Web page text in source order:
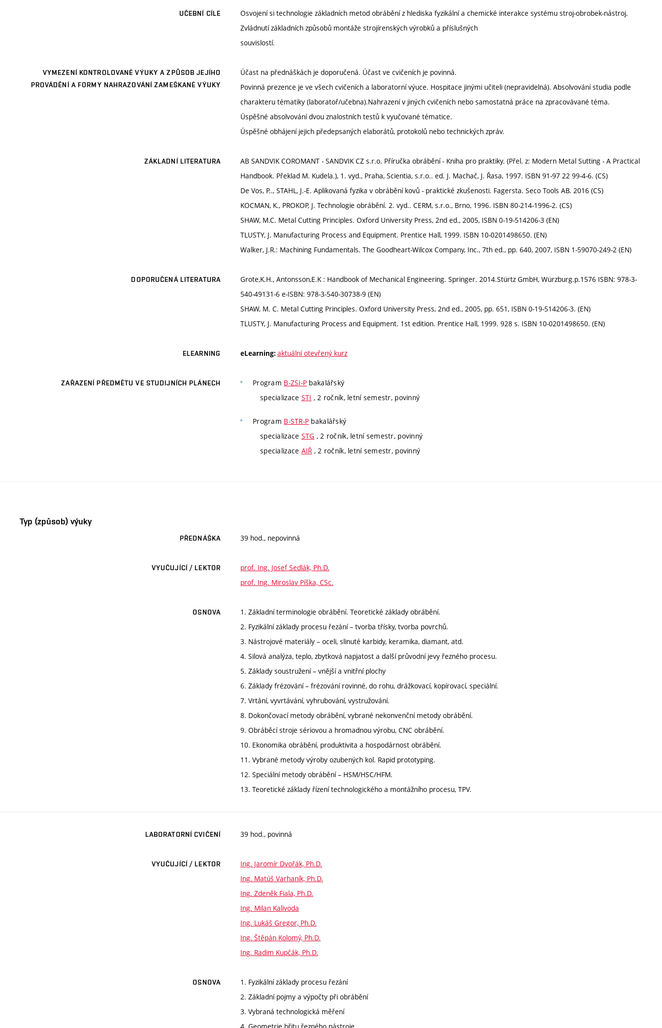
UČEBNÍ CÍLE
Osvojení si technologie základních metod obrábění z hlediska fyzikální a chemické interakce systému stroj-obrobek-nástroj.
Zvládnutí základních způsobů montáže strojírenských výrobků a příslušných
souvislostí.
VYMEZENÍ KONTROLOVANÉ VÝUKY A ZPŮSOB JEJÍHO
PROVÁDĚNÍ A FORMY NAHRAZOVÁNÍ ZAMEŠKANÉ VÝUKY
Účast na přednáškách je doporučená. Účast ve cvičeních je povinná.
Povinná prezence je ve všech cvičeních a laboratorní výuce. Hospitace jinými učiteli (nepravidelná). Absolvování studia podle
charakteru tématiky (laboratoř/učebna).Nahrazení v jiných cvičeních nebo samostatná práce na zpracovávané téma.
Úspěšné absolvování dvou znalostních testů k vyučované tématice.
Úspěšné obhájení jejich předepsaných elaborátů, protokolů nebo technických zpráv.
ZÁKLADNÍ LITERATURA
AB SANDVIK COROMANT - SANDVIK CZ s.r.o. Příručka obrábění - Kniha pro praktiky. (Přel. z: Modern Metal Sutting - A Practical
Handbook. Překlad M. Kudela.), 1. vyd., Praha, Scientia, s.r.o.. ed. J. Machač, J. Řasa, 1997. ISBN 91-97 22 99-4-6. (CS)
De Vos, P.., STAHL, J.-E. Aplikovaná fyzika v obrábění kovů - praktické zkušenosti. Fagersta. Seco Tools AB. 2016 (CS)
KOCMAN, K., PROKOP, J. Technologie obrábění. 2. vyd.. CERM, s.r.o., Brno, 1996. ISBN 80-214-1996-2. (CS)
SHAW, M.C. Metal Cutting Principles. Oxford University Press, 2nd ed., 2005, ISBN 0-19-514206-3 (EN)
TLUSTY, J. Manufacturing Process and Equipment. Prentice Hall, 1999. ISBN 10-0201498650. (EN)
Walker, J.R.: Machining Fundamentals. The Goodheart-Wilcox Company, Inc., 7th ed., pp. 640, 2007, ISBN 1-59070-249-2 (EN)
DOPORUČENÁ LITERATURA
Grote,K.H., Antonsson,E.K : Handbook of Mechanical Engineering. Springer. 2014.Stürtz GmbH, Würzburg.p.1576 ISBN: 978-3-
540-49131-6 e-ISBN: 978-3-540-30738-9 (EN)
SHAW, M. C. Metal Cutting Principles. Oxford University Press, 2nd ed., 2005, pp. 651, ISBN 0-19-514206-3. (EN)
TLUSTY, J. Manufacturing Process and Equipment. 1st edition. Prentice Hall, 1999. 928 s. ISBN 10-0201498650. (EN)
ELEARNING eLearning: aktuální otevřený kurz
ZAŘAZENÍ PŘEDMĚTU VE STUDIJNÍCH PLÁNECH Program B-ZSI-P bakalářský
specializace STI , 2 ročník, letní semestr, povinný
Program B-STR-P bakalářský
specializace STG , 2 ročník, letní semestr, povinný
specializace AIŘ , 2 ročník, letní semestr, povinný
Typ (způsob) výuky
PŘEDNÁŠKA 39 hod., nepovinná
VYUČUJÍCÍ / LEKTOR
prof. Ing. Josef Sedlák, Ph.D.
prof. Ing. Miroslav Píška, CSc.
OSNOVA
1. Základní terminologie obrábění. Teoretické základy obrábění.
2. Fyzikální základy procesu řezání – tvorba třísky, tvorba povrchů.
3. Nástrojové materiály – oceli, slinuté karbidy, keramika, diamant, atd.
4. Silová analýza, teplo, zbytková napjatost a další průvodní jevy řezného procesu.
5. Základy soustružení – vnější a vnitřní plochy
6. Základy frézování – frézování rovinné, do rohu, drážkovací, kopírovací, speciální.
7. Vrtání, vyvrtávání, vyhrubování, vystružování.
8. Dokončovací metody obrábění, vybrané nekonvenční metody obrábění.
9. Obráběcí stroje sériovou a hromadnou výrobu, CNC obrábění.
10. Ekonomika obrábění, produktivita a hospodárnost obrábění.
11. Vybrané metody výroby ozubených kol. Rapid prototyping.
12. Speciální metody obrábění – HSM/HSC/HFM.
13. Teoretické základy řízení technologického a montážního procesu, TPV.
LABORATORNÍ CVIČENÍ 39 hod., povinná
VYUČUJÍCÍ / LEKTOR
Ing. Jaromír Dvořák, Ph.D.
Ing. Matúš Varhaník, Ph.D.
Ing. Zdeněk Fiala, Ph.D.
Ing. Milan Kalivoda
Ing. Lukáš Gregor, Ph.D.
Ing. Štěpán Kolomý, Ph.D.
Ing. Radim Kupčák, Ph.D.
OSNOVA
1. Fyzikální základy procesu řezání
2. Základní pojmy a výpočty při obrábění
3. Vybraná technologická měření